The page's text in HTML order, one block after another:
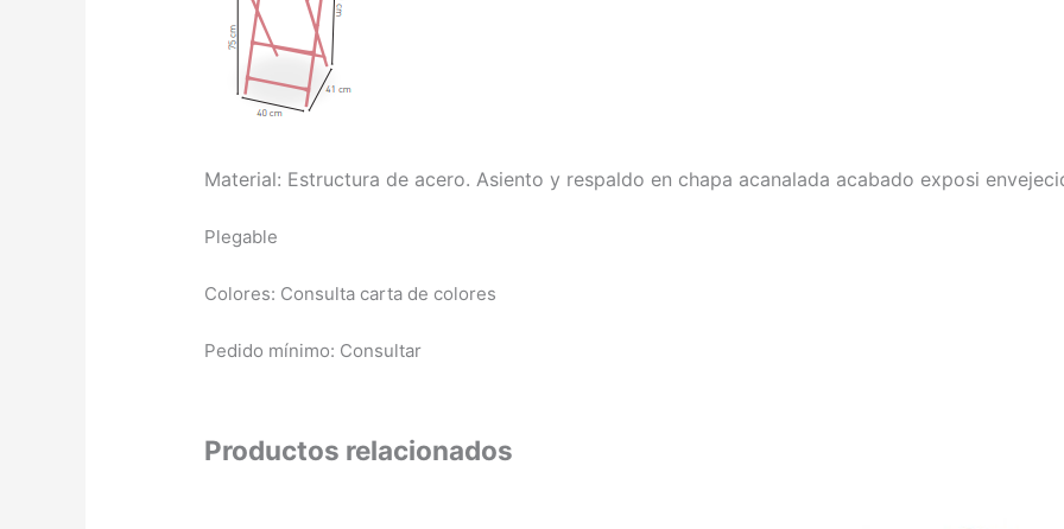
Material: Estructura de acero. Asiento y respaldo en chapa acanalada acabado exposi
Plegable
Colores: Consulta carta de colores
Pedido mínimo: Consultar
Productos relacionados